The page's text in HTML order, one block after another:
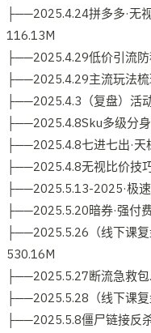
├──2025.4.24拼多多·无
116.13M
├──2025.4.29低价引流
├──2025.4.29主流玩法
├──2025.4.3（复盘）活
├──2025.4.8Sku多级分
├──2025.4.8七进七出·
├──2025.4.8无视比价技
├──2025.5.13-2025·极
├──2025.5.20暗券·强付
├──2025.5.26（线下课
530.16M
├──2025.5.27断流急救
├──2025.5.28（线下课
├──2025.5.8僵尸链接反